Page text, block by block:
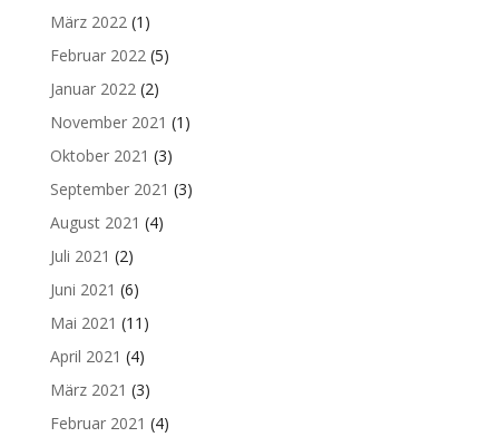
März 2022(1)
Februar 2022(5)
Januar 2022(2)
November 2021 (1)
Oktober 2021 (3)
September 2021 (3)
August 2021 (4)
Juli 2021 (2)
Juni 2021 (6)
Mai 2021 (11)
April 2021 (4)
März 2021 (3)
Februar 2021 (4)